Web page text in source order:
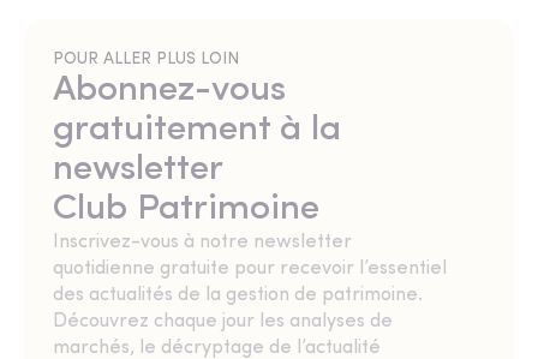
POUR ALLER PLUS LOIN
Abonnez-vous
gratuitement à la
newsletter
Club Patrimoine
Inscrivez-vous à notre newsletter
quotidienne gratuite pour recevoir l’essentiel
des actualités de la gestion de patrimoine.
Découvrez chaque jour les analyses de
marchés, le décryptage de l’actualité